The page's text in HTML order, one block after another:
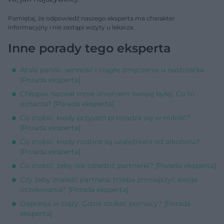
Pamiętaj, że odpowiedź naszego eksperta ma charakter
informacyjny i nie zastąpi wizyty u lekarza.
Inne porady tego eksperta
Ataki paniki, senność i ciągłe zmęczenie u nastolatka
[Porada eksperta]
Chłopak nazwał mnie imieniem swojej byłej. Co to
oznacza? [Porada eksperta]
Co zrobić, kiedy przyjaźń przeradza się w miłość?
[Porada eksperta]
Co zrobić, kiedy rodzice są uzależnieni od alkoholu?
[Porada eksperta]
Co zrobić, żeby nie zdradzić partnerki? [Porada eksperta]
Czy żeby znaleźć partnera, trzeba zmniejszyć swoje
oczekiwania? [Porada eksperta]
Depresja w ciąży. Gdzie szukać pomocy? [Porada
eksperta]